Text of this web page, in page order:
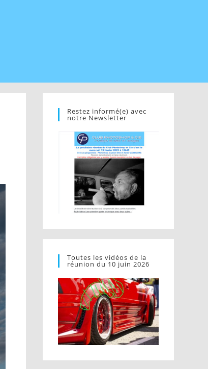
Restez informé(e) avec
notre Newsletter
Toutes les vidéos de la
réunion du 10 juin 2026